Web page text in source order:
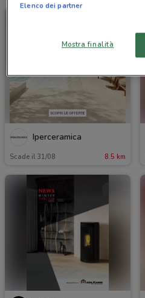
Iperceramica
Scade il 31/08 8.5 km
Elenco dei partner
Mostra finalità